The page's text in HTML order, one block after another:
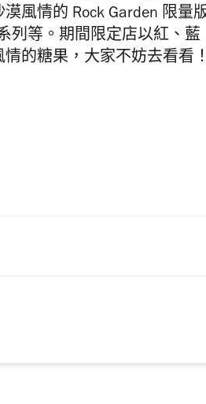
風情的 Rock Garden 限量
列等。期間限定店以紅、藍
的糖果，大家不妨去看看！